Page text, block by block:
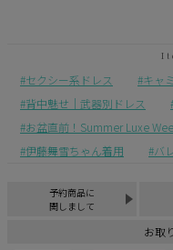
セクシー系ドレス キャ
背中魅せ｜武器別ドレス
お盆直前！Summer Luxe
伊藤舞雪ちゃん着用
バ
予約商品に
関しまして
お取